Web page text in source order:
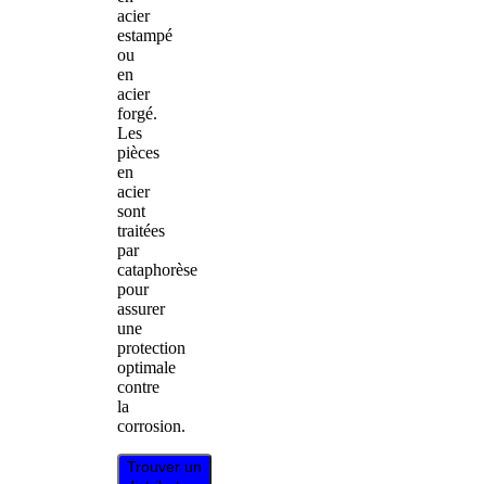
acier
estampé
ou
en
acier
forgé.
Les
pièces
en
acier
sont
traitées
par
cataphorèse
pour
assurer
une
protection
optimale
contre
la
corrosion.
Trouver un